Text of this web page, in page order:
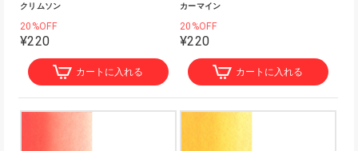
クリムソン
20%OFF
¥220
カートに入れる
カーマイン
20%OFF
¥220
カートに入れる